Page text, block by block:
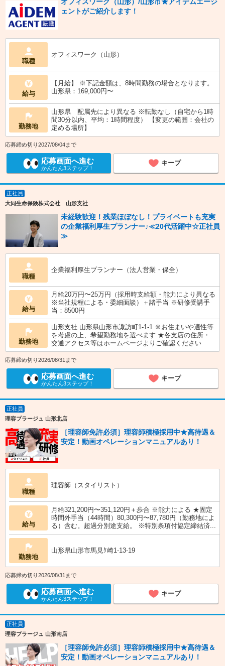
ェントがご紹介します！
職種
オフィスワーク（山形）
給与
【月給】 ※下記金額は、8時間勤務の場合となります。
山形県：169,000円〜
勤務地
山形県 配属先により異なる ※転勤なし（自宅から1時
間30分以内、平均：1時間程度） 【変更の範囲：会社の
定める場所】
応募締め切り2027/08/04まで
応募画面へ進む
かんたん3ステップ！
キープ
正社員
大同生命保険株式会社 山形支社
未経験歓迎！残業ほぼなし！プライベートも充実
の企業福利厚生プランナー♪≪20代活躍中☆正社員
≫
職種
企業福利厚生プランナー（法人営業・保全）
給与
月給20万円〜25万円（採用時支給額・能力により異なる
※当社規程による・委細面談）＋諸手当 ※研修受講手
当：8500円
勤務地
山形支社 山形県山形市諏訪町1-1-1 ※お住まいや適性等
を考慮の上、希望勤務地を選べます ★各支店の住所・
交通アクセス等はホームページよりご確認ください
応募締め切り2026/08/31まで
応募画面へ進む
かんたん3ステップ！
キープ
正社員
理容プラージュ 山形北店
［理容師免許必須］理容師積極採用中★高待遇＆
安定！動画オペレーションマニュアルあり！
職種
理容師（スタイリスト）
給与
月給321,200円〜351,120円＋歩合 ※能力による ★固定
時間外手当（44時間）80,300円〜87,780円（勤務地によ
る）含む。超過分別途支給。 ※特別条項付協定締結済...
勤務地
山形県山形市馬見ｹ崎1-13-19
応募締め切り2026/08/31まで
応募画面へ進む
かんたん3ステップ！
キープ
正社員
理容プラージュ 山形南店
［理容師免許必須］理容師積極採用中★高待遇＆
安定！動画オペレーションマニュアルあり！